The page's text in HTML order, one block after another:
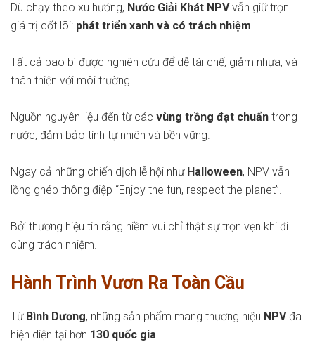
Dù chạy theo xu hướng, Nước Giải Khát NPVvẫn giữ trọn
giá trị cốt lõi: phát triển xanh và có trách nhiệm.
Tất cả bao bì được nghiên cứu để dễ tái chế, giảm nhựa, và
thân thiện với môi trường.
Nguồn nguyên liệu đến từ các vùng trồng đạt chuẩn trong
nước, đảm bảo tính tự nhiên và bền vững.
Ngay cả những chiến dịch lễ hội như Halloween, NPV vẫn
lồng ghép thông điệp “Enjoy the fun, respect the planet”.
Bởi thương hiệu tin rằng niềm vui chỉ thật sự trọn vẹn khi đi
cùng trách nhiệm.
Hành Trình Vươn Ra Toàn Cầu
Từ Bình Dương, những sản phẩm mang thương hiệu NPVđã
hiện diện tại hơn 130 quốc gia.